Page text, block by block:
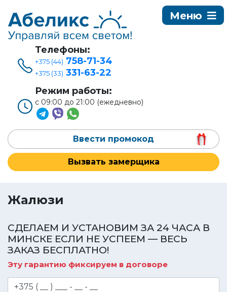
Телефоны:
+375 (44) 758-71-34
+375 (33) 331-63-22
Режим работы:
с 09:00 до 21:00 (ежедневно)
Ввести промокод
Вызвать замерщика
Жалюзи
СДЕЛАЕМ И УСТАНОВИМ ЗА 24 ЧАСА В
МИНСКЕ ЕСЛИ НЕ УСПЕЕМ — ВЕСЬ
ЗАКАЗ БЕСПЛАТНО!
Эту гарантию фиксируем в договоре